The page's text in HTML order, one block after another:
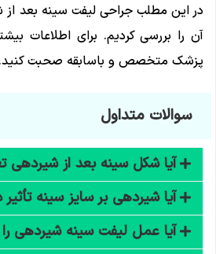
در این مطلب جراحی لیفت سینه بعد از
آن را بررسی کردیم. برای اطلاعات
پزشک متخصص و باسابقه صحبت کنید.
سوالات متداول
آیا شکل سینه بعد از شیردهی
آیا شیردهی بر سایز سینه تأثیر
آیا عمل لیفت سینه شیردهی